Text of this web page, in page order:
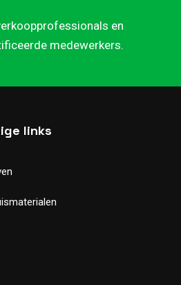
en
medewerkers.
links